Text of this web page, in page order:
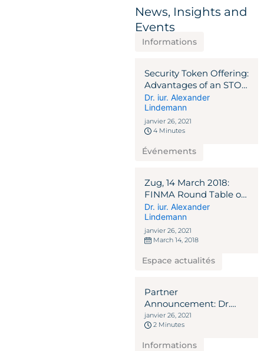
News, Insights and
Events
Informations
Security Token Offering:
Advantages of an STO
over traditional
issuance programs
NEWSLETTER 2020
Dr. iur. Alexander
Lindemann
janvier 26, 2021
4 Minutes
Événements
Zug, 14 March 2018:
FINMA Round Table on
ICO Guidelines
Dr. iur. Alexander
Lindemann
janvier 26, 2021
March 14, 2018
Espace actualités
Partner
Announcement: Dr.
Ariel Sergio Goekmen-
Davidoff to join
LINDEMANNLAW 2020
janvier 26, 2021
2 Minutes
Informations